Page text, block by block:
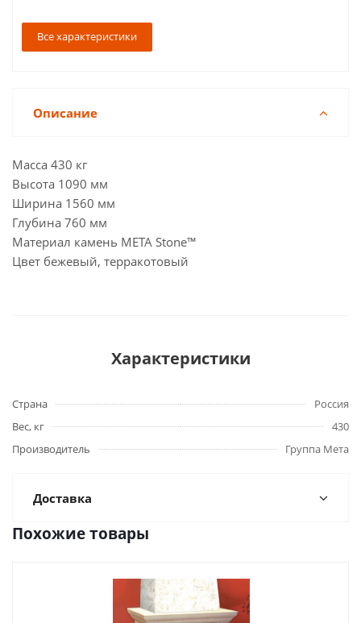
Все характеристики
Описание
Масса 430 кг
Высота 1090 мм
Ширина 1560 мм
Глубина 760 мм
Материал камень META Stone™
Цвет бежевый, терракотовый
Характеристики
Страна
Россия
Вес, кг
430
Производитель
Группа Мета
Доставка
Похожие товары